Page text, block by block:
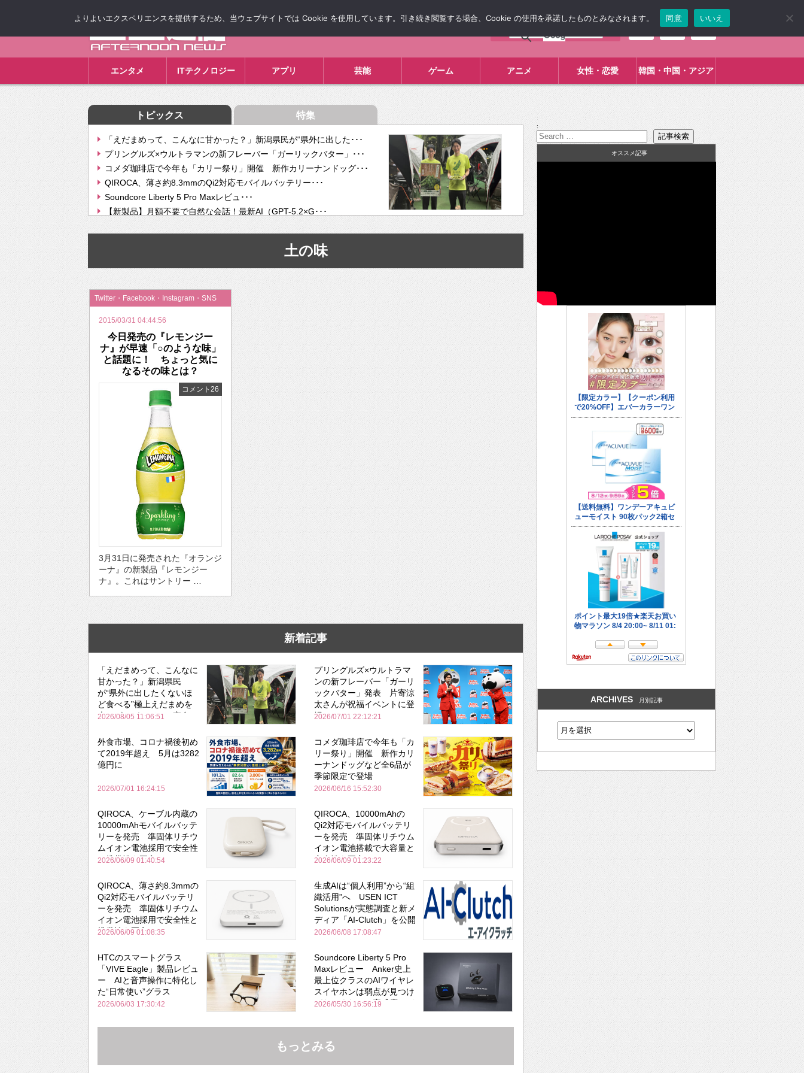
エンタメ ITテクノロジー アプリ 芸能 ゲーム アニメ 女性・恋愛 韓国・中国・アジア
トピックス 特集
「えだまめって、こんなに甘かった？」新潟県民が“県外に出した･･･
プリングルズ×ウルトラマンの新フレーバー「ガーリックバター」･･･
コメダ珈琲店で今年も「カリー祭り」開催 新作カリーナンドッグ･･･
QIROCA、薄さ約8.3mmのQi2対応モバイルバッテリー･･･
Soundcore Liberty 5 Pro Maxレビュ･･･
【新製品】月額不要で自然な会話！最新AI（GPT-5.2×G･･･
【次世代の没入感と生産性】VITURE Luma Ultra･･･
挫折率8割の壁をAIで突破。ジャストシステム、”自分が今話し･･･
2026年のバレンタインは「自分で作って、想いを渡す」 TE･･･
土の味
Twitter・Facebook・Instagram・SNS
2015/03/31 04:44:56
今日発売の『レモンジー
ナ』が早速「○のような味」
と話題に！ ちょっと気に
なるその味とは？
コメント26
3月31日に発売された『オランジ
ーナ』の新製品『レモンジー
ナ』。これはサントリー …
新着記事
「えだまめって、こんなに
甘かった？」新潟県民
が“県外に出したくないほ
ど食べる”極上えだまめを
森のビアガーデンで実食
2026/08/05 11:06:51
プリングルズ×ウルトラマ
ンの新フレーバー「ガーリ
ックバター」発表 片寄涼
太さんが祝福イベントに登
場
2026/07/01 22:12:21
外食市場、コロナ禍後初め
て2019年超え 5月は3282
億円に
2026/07/01 16:24:15
コメダ珈琲店で今年も「カ
リー祭り」開催 新作カリ
ーナンドッグなど全6品が
季節限定で登場
2026/06/16 15:52:30
QIROCA、ケーブル内蔵の
10000mAhモバイルバッテ
リーを発売 準固体リチウ
ムイオン電池採用で安全性
と携帯性を両立
2026/06/09 01:40:54
QIROCA、10000mAhの
Qi2対応モバイルバッテリ
ーを発売 準固体リチウム
イオン電池搭載で大容量と
安全性を両立
2026/06/09 01:23:22
QIROCA、薄さ約8.3mmの
Qi2対応モバイルバッテリ
ーを発売 準固体リチウム
イオン電池採用で安全性と
携帯性を両立
2026/06/09 01:08:35
生成AIは“個人利用”から“組
織活用”へ USEN ICT
Solutionsが実態調査と新メ
ディア「AI-Clutch」を公開
2026/06/08 17:08:47
HTCのスマートグラス
「VIVE Eagle」製品レビュ
ー AIと音声操作に特化し
た“日常使い”グラス
2026/06/03 17:30:42
Soundcore Liberty 5 Pro
Maxレビュー Anker史上
最上位クラスのAIワイヤレ
スイヤホンは弱点が見つけ
づらいくらいの完成度にび
Bose並み
2026/05/30 16:56:19
もっとみる
:
オススメ記事
ARCHIVES 月別記事
よりよいエクスペリエンスを提供するため、当ウェブサイトでは Cookie を使用しています。引き続き閲覧する場合、Cookie の使用を承諾したものとみなされます。 同意 いいえ